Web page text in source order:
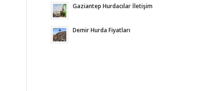
Gaziantep Hurdacılar İletişim
Demir Hurda Fiyatları